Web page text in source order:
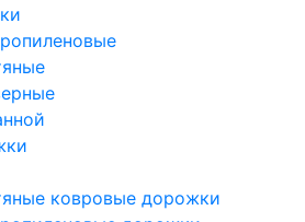
ковровые дорожки